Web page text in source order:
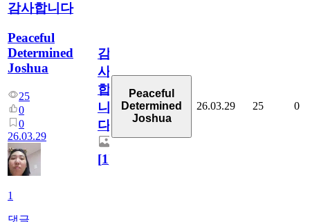
감사합니다
Peaceful
Determined
Joshua
25
0
0
26.03.29
1
댓글
감
사
합
니
다
[1]
Peaceful
Determined
Joshua
26.03.29 25 0